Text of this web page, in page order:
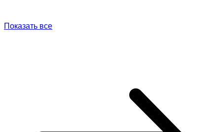
Показать все